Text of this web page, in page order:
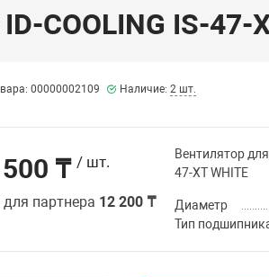
COOLING IS-47-
00000002109 Наличие: 2 шт.
₸ / шт.
для партнера 12 200 ₸
Вентилятор
47-XT WHITE
Диаметр
Тип